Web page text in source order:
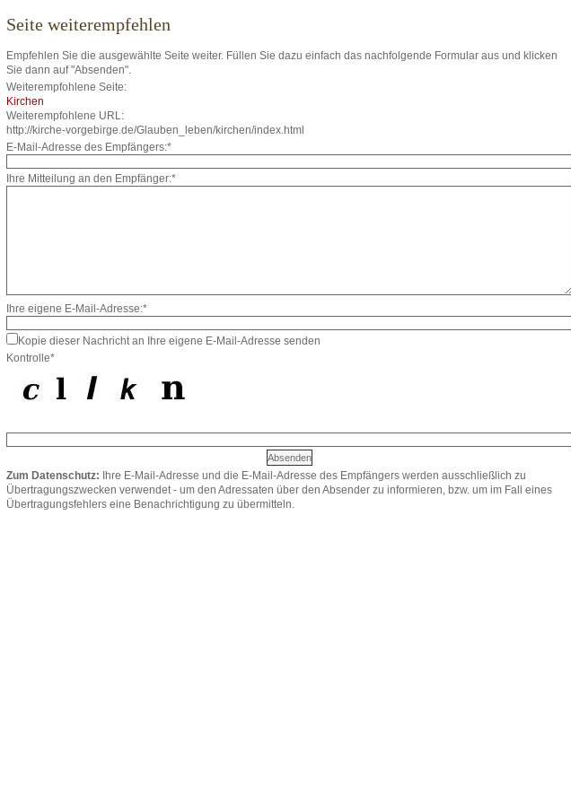
Seite weiterempfehlen
Empfehlen Sie die ausgewählte Seite weiter. Füllen Sie dazu einfach das nachfolgende Formular aus und klicken
Sie dann auf "Absenden".
Weiterempfohlene Seite:
Kirchen
Weiterempfohlene URL:
http://kirche-vorgebirge.de/Glauben_leben/kirchen/index.html
E-Mail-Adresse des Empfängers:*
Ihre Mitteilung an den Empfänger:*
Ihre eigene E-Mail-Adresse:*
Kopie dieser Nachricht an Ihre eigene E-Mail-Adresse senden
Kontrolle*
Zum Datenschutz: Ihre E-Mail-Adresse und die E-Mail-Adresse des Empfängers werden ausschließlich zu
Übertragungszwecken verwendet - um den Adressaten über den Absender zu informieren, bzw. um im Fall eines
Übertragungsfehlers eine Benachrichtigung zu übermitteln.